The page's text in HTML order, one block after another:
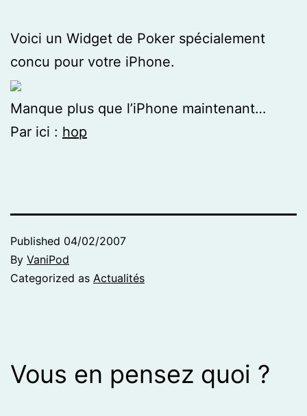
Voici un Widget de Poker spécialement
concu pour votre iPhone.
Manque plus que l’iPhone maintenant…
Par ici : hop
Published 04/02/2007
By VaniPod
Categorized as Actualités
Vous en pensez quoi ?